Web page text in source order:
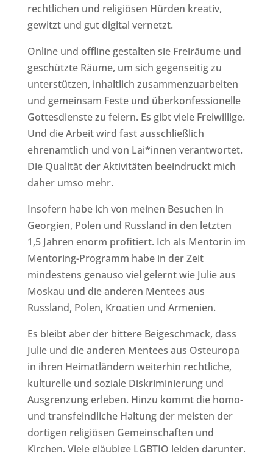
rechtlichen und religiösen Hürden kreativ,
gewitzt und gut digital vernetzt.
Online und offline gestalten sie Freiräume und
geschützte Räume, um sich gegenseitig zu
unterstützen, inhaltlich zusammenzuarbeiten
und gemeinsam Feste und überkonfessionelle
Gottesdienste zu feiern. Es gibt viele Freiwillige.
Und die Arbeit wird fast ausschließlich
ehrenamtlich und von Lai*innen verantwortet.
Die Qualität der Aktivitäten beeindruckt mich
daher umso mehr.
Insofern habe ich von meinen Besuchen in
Georgien, Polen und Russland in den letzten
1,5 Jahren enorm profitiert. Ich als Mentorin im
Mentoring-Programm habe in der Zeit
mindestens genauso viel gelernt wie Julie aus
Moskau und die anderen Mentees aus
Russland, Polen, Kroatien und Armenien.
Es bleibt aber der bittere Beigeschmack, dass
Julie und die anderen Mentees aus Osteuropa
in ihren Heimatländern weiterhin rechtliche,
kulturelle und soziale Diskriminierung und
Ausgrenzung erleben. Hinzu kommt die homo-
und transfeindliche Haltung der meisten der
dortigen religiösen Gemeinschaften und
Kirchen. Viele gläubige LGBTIQ leiden darunter,